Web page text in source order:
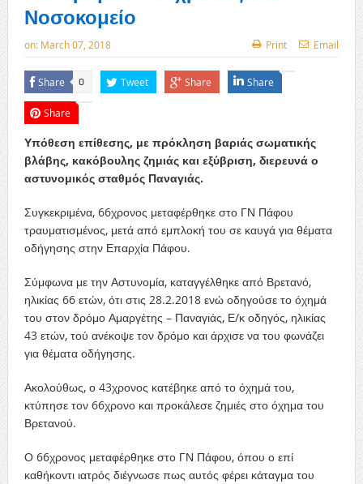
Νοσοκομείο
on: March 07, 2018 Print Email
Share 0 Tweet Share Share
Share
Υπόθεση επίθεσης, με πρόκληση βαριάς σωματικής
βλάβης, κακόβουλης ζημιάς και εξύβριση, διερευνά ο
αστυνομικός σταθμός Παναγιάς.
Συγκεκριμένα, 66χρονος μεταφέρθηκε στο ΓΝ Πάφου
τραυματισμένος, μετά από εμπλοκή του σε καυγά για θέματα
οδήγησης στην Επαρχία Πάφου.
Σύμφωνα με την Αστυνομία, καταγγέλθηκε από Βρετανό,
ηλικίας 66 ετών, ότι στις 28.2.2018 ενώ οδηγούσε το όχημά
του στον δρόμο Αμαργέτης – Παναγιάς, Ε/κ οδηγός, ηλικίας
43 ετών, τού ανέκοψε τον δρόμο και άρχισε να του φωνάζει
για θέματα οδήγησης.
Ακολούθως, ο 43χρονος κατέβηκε από το όχημά του,
κτύπησε τον 66χρονο και προκάλεσε ζημιές στο όχημα του
Βρετανού.
Ο 66χρονος μεταφέρθηκε στο ΓΝ Πάφου, όπου ο επί
καθήκοντι ιατρός διέγνωσε πως αυτός φέρει κάταγμα του